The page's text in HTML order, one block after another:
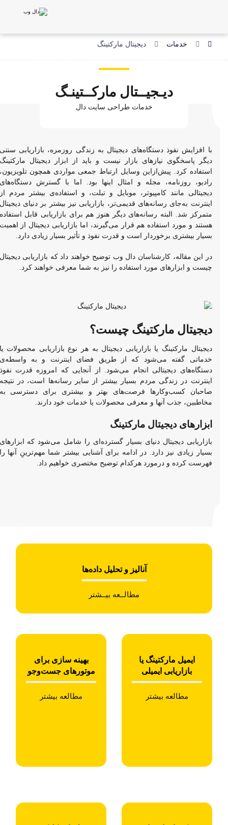
خدمات دیجیتال مارکتینگ
دیـجیــتال مارکــتینـگ
خدمات طراحی سایت دال
با افزایش نفوذ دستگاه‌های دیجیتال به زندگی روزمره، بازاریابی
دیگر پاسخگوی نیازهای بازار نیست و باید از ابزار دیجیتال
استفاده کرد. پیش‌ازاین وسایل ارتباط جمعی مواردی همچون
رادیو، روزنامه، مجله و امثال اینها بود. اما با گسترش
دیجیتالی مانند کامپیوتر، موبایل و تبلت، و استفاده‌ی بیشتر مردم
اینترنت به‌جای رسانه‌های قدیمی‌تر، بازاریابی نیز بیشتر بر دنیای
متمرکز شد. البته رسانه‌های دیگر هنوز هم برای بازاریابی قابل
هستند و مورد استفاده هم قرار می‌گیرند، اما بازاریابی دیجیتال از
بسیار بیشتری برخوردار است و قدرت نفوذ و تأثیر بسیار زیادی دارد.
در این مقاله، کارشناسان دال وب توضیح خواهند داد که بازاریابی
چیست و ابزارهای مورد استفاده را نیز به شما معرفی خواهند کرد.
دیجیتال مارکتینگ چیست؟
دیجیتال مارکتینگ یا بازاریابی دیجیتال به هر نوع بازاریابی محصولات
خدماتی گفته می‌شود که از طریق فضای اینترنت و به
دستگاه‌های دیجیتالی انجام می‌شود. از آنجایی که امروزه قدرت
اینترنت در زندگی مردم بسیار بیشتر از سایر رسانه‌ها است، در
صاحبان کسب‌وکارها فرصت‌های بهتر و بیشتری برای دسترسی
مخاطبین، جذب آنها و معرفی محصولات یا خدمات خود دارند.
ابزارهای دیجیتال مارکتینگ
بازاریابی دیجیتال دنیای بسیار گسترده‌ای را شامل می‌شود که
بسیار زیادی نیز دارد. در ادامه برای آشنایی بیشتر شما مهم‌ترینِ آنها
فهرست کرده و درمورد هرکدام توضیح مختصری خواهیم داد.
آنالیز و تحلیل داده‌ها
مطالــعه بیــشتر
بهینه سازی برای
موتورهای جست‌وجو
مطالعه بیشتر
ایمیل مارکتینگ یا
بازاریابی ایمیلی
مطالعه بیشتر